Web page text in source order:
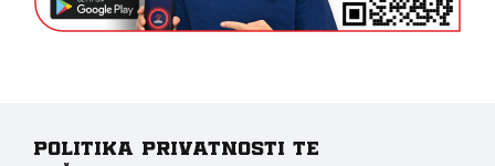
Politika privatnosti te